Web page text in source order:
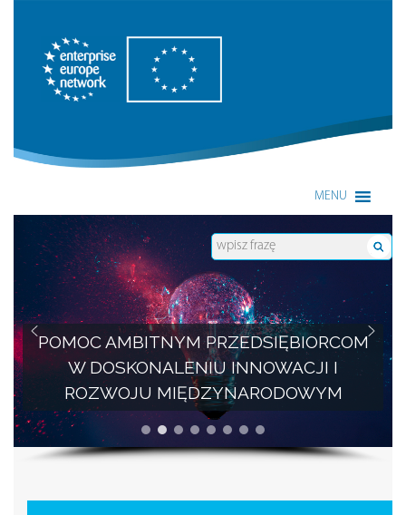
Enterprise Europe Network
MENU
POMOC AMBITNYM PRZEDSIĘBIORCOM
W DOSKONALENIU INNOWACJI I
ROZWOJU MIĘDZYNARODOWYM